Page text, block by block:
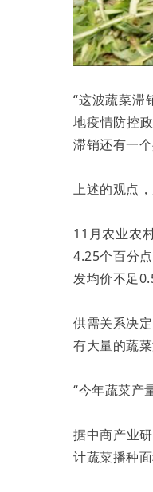
“这波蔬菜滞
地疫情防控
滞销还有一
上述的观点
11月农业农
4.25个百分
发均价不足
供需关系决
有大量的蔬
“今年蔬菜产
据中商产业
计蔬菜播种